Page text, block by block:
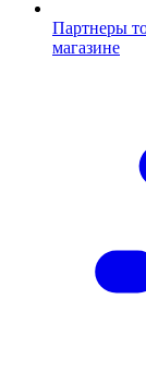
Партнеры
магазине